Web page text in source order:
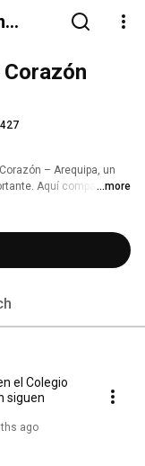
– Arequipa, un
Aquí compartimos
...more
el Colegio
siguen
ago